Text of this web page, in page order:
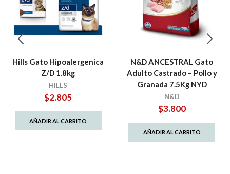
Hills Gato Hipoalergenica
Z/D 1.8kg
HILLS
$2.805
AÑADIR AL CARRITO
N&D ANCESTRAL Gato
Adulto Castrado – Pollo y
Granada 7.5Kg NYD
N&D
$3.800
AÑADIR AL CARRITO